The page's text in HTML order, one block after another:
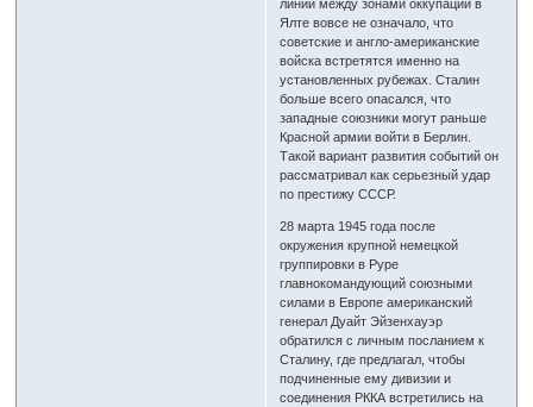
линий между зонами оккупации в
Ялте вовсе не означало, что
советские и англо-американские
войска встретятся именно на
установленных рубежах. Сталин
больше всего опасался, что
западные союзники могут раньше
Красной армии войти в Берлин.
Такой вариант развития событий он
рассматривал как серьезный удар
по престижу СССР.
28 марта 1945 года после
окружения крупной немецкой
группировки в Руре
главнокомандующий союзными
силами в Европе американский
генерал Дуайт Эйзенхауэр
обратился с личным посланием к
Сталину, где предлагал, чтобы
подчиненные ему дивизии и
соединения РККА встретились на